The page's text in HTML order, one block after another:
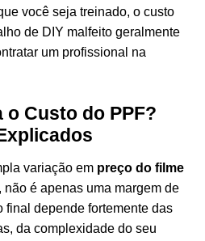
você seja treinado, o custo
de DIY malfeito geralmente
um profissional na
o Custo do PPF?
variação em preço do filme
, não é apenas uma margem de
final depende fortemente das
da complexidade do seu